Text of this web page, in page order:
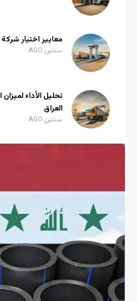
معايير اختيار
سنتين AGO
تحليل الأداء
العراق
سنتين AGO